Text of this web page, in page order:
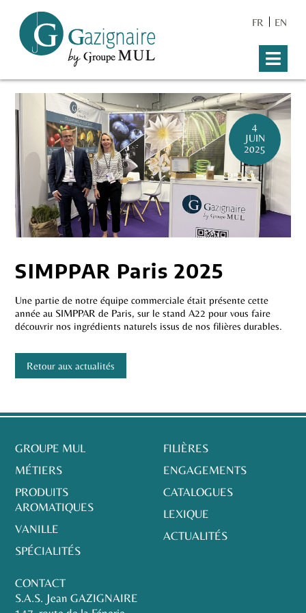
FR EN
4
JUIN
2025
SIMPPAR Paris 2025
Une partie de notre équipe commerciale était présente cette
année au SIMPPAR de Paris, sur le stand A22 pour vous faire
découvrir nos ingrédients naturels issus de nos filières durables.
Retour aux actualités
GROUPE MUL
MÉTIERS
PRODUITS
AROMATIQUES
VANILLE
SPÉCIALITÉS
FILIÈRES
ENGAGEMENTS
CATALOGUES
LEXIQUE
ACTUALITÉS
CONTACT
S.A.S. Jean GAZIGNAIRE